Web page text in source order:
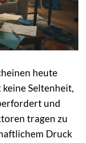
heute
keine Seltenheit,
und
tragen zu
Druck